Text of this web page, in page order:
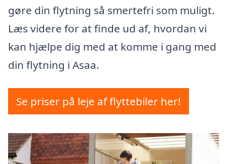
gøre din flytning så smertefri som muligt.
Læs videre for at finde ud af, hvordan vi
kan hjælpe dig med at komme i gang med
din flytning i Asaa.
Se priser på leje af flyttebiler her!